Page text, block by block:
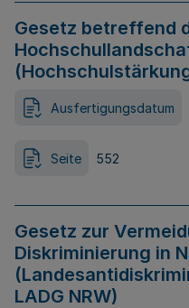
Gesetz betreffend
Ausfertigungsdatum
Seite 552
Gesetz zur
Diskriminierung in
LADG NRW)